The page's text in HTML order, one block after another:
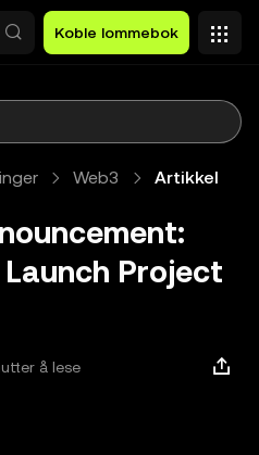
Koble lommebok
Web3 Artikkel
Project
å lese